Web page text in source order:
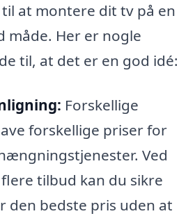
at montere dit tv på en
måde. Her er nogle
til, at det er en god idé:
Forskellige
forskellige priser for
Ved
tilbud kan du sikre
den bedste pris uden at